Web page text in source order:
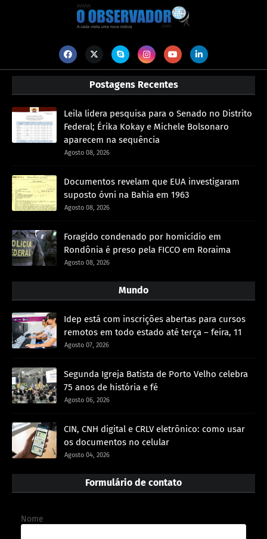
Postagens Recentes
Leila lidera pesquisa para o Senado no Distrito
Federal; Érika Kokay e Michele Bolsonaro
aparecem na sequência
Agosto 08, 2026
Documentos revelam que EUA investigaram
suposto óvni na Bahia em 1963
Agosto 08, 2026
Foragido condenado por homicídio em
Rondônia é preso pela FICCO em Roraima
Agosto 08, 2026
Mundo
Idep está com inscrições abertas para cursos
remotos em todo estado até terça – feira, 11
Agosto 07, 2026
Segunda Igreja Batista de Porto Velho celebra
75 anos de história e fé
Agosto 06, 2026
CIN, CNH digital e CRLV eletrônico: como usar
os documentos no celular
Agosto 04, 2026
Formulário de contato
Nome